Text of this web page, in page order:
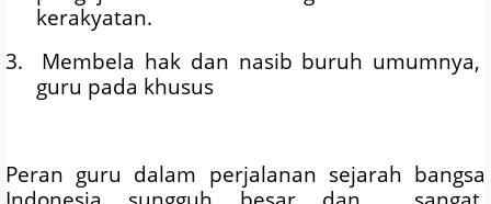
kerakyatan.
3. Membela hak dan nasib buruh umumnya,
guru pada khusus
Peran guru dalam perjalanan sejarah bangsa